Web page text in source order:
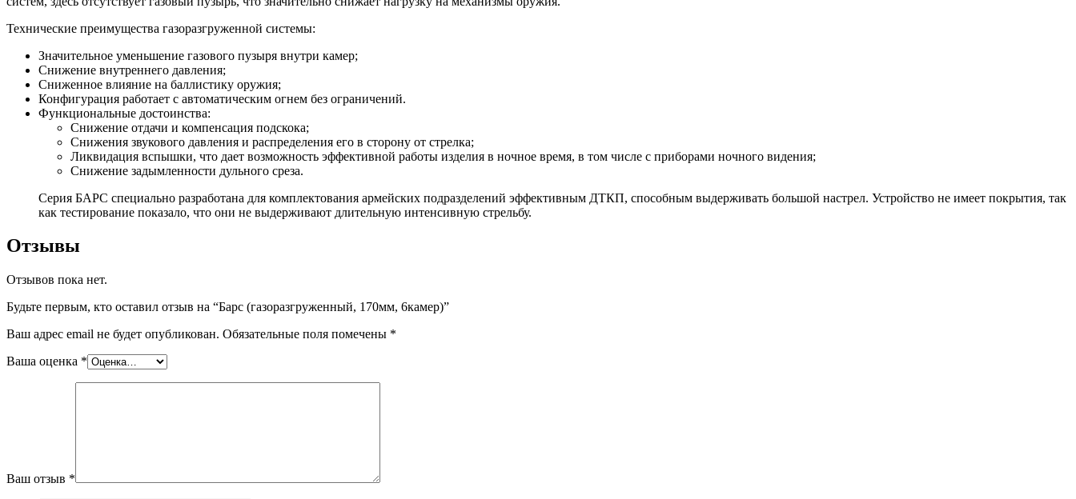
Технические преимущества газоразгруженной системы:
Значительное уменьшение газового пузыря внутри камер;
Снижение внутреннего давления;
Сниженное влияние на баллистику оружия;
Конфигурация работает с автоматическим огнем без ограничений.
Функциональные достоинства:
Снижение отдачи и компенсация подскока;
Снижения звукового давления и распределения его в сторону от стрелка;
Ликвидация вспышки, что дает возможность эффективной работы изделия в ночное время, в том числе с приборами ночного видения;
Снижение задымленности дульного среза.
Серия БАРС специально разработана для комплектования армейских подразделений эффективным ДТКП, способным выдерживать большой настрел. Устройство не имеет покрытия, так
как тестирование показало, что они не выдерживают длительную интенсивную стрельбу.
Отзывы
Отзывов пока нет.
Будьте первым, кто оставил отзыв на “Барс (газоразгруженный, 170мм, 6камер)”
Ваш адрес email не будет опубликован. Обязательные поля помечены *
Ваша оценка *
Ваш отзыв *